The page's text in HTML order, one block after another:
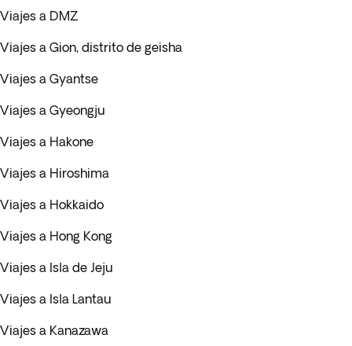
Viajes a DMZ
Viajes a Gion, distrito de geisha
Viajes a Gyantse
Viajes a Gyeongju
Viajes a Hakone
Viajes a Hiroshima
Viajes a Hokkaido
Viajes a Hong Kong
Viajes a Isla de Jeju
Viajes a Isla Lantau
Viajes a Kanazawa